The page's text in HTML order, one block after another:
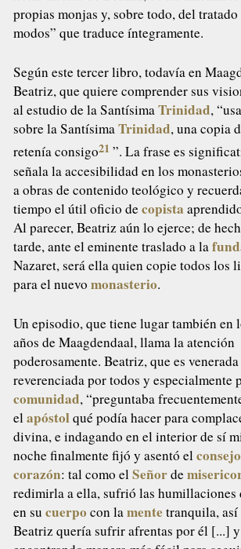
propias monjas y, sobre todo, del
modos” que traduce íntegramente.
Según este tercer libro, todavía en
Beatriz, que quiere comprender sus
al estudio de la SantísimaTrinidad,
sobre la SantísimaTrinidad, una copia
retenía consigo21 ”. La frase es
señala la accesibilidad en los
a obras de contenido teológico y
tiempo el útil oficio decopista
Al parecer, Beatriz aún lo ejerce; de
tarde, ante el eminente traslado a la
Nazaret, será ella quien copie todos los
para el nuevomonasterio.
Un episodio, que tiene lugar también en
años de Maagdendaal, llama la atención
poderosamente. Beatriz, que es
reverenciada por todos y especialmente
comunidad, “preguntaba
elapóstolqué podía hacer para
divina, e indagando en el interior de sí
noche finalmente fijó y asentó elconsejo
corazón: tal como elSeñorde
redimirla a ella, sufrió las
en sucuerpo con lamente tranquila, así
Beatriz quería sufrir afrentas por él [...]